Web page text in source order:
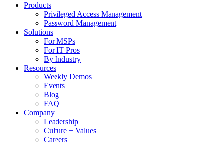
Products
Privileged Access Management
Password Management
Solutions
For MSPs
For IT Pros
By Industry
Resources
Weekly Demos
Events
Blog
FAQ
Company
Leadership
Culture + Values
Careers